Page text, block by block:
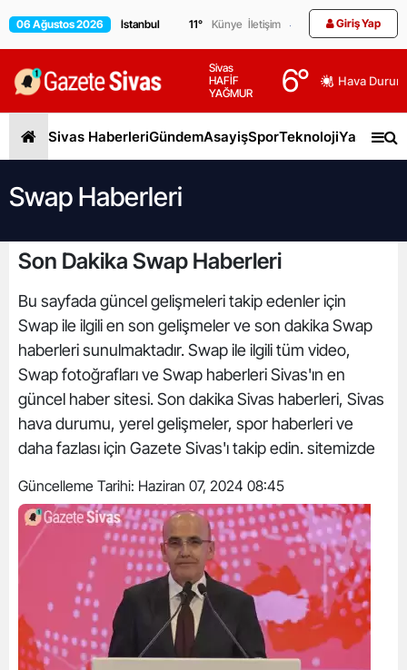
06 Ağustos 2026 11° Künye İletişim Giriş Yap
Sivas
HAFİF
YAĞMUR
6° Hava
Sivas HaberleriGündemAsayişSporTeknolojiYaşam
Swap Haberleri
Son Dakika Swap Haberleri
Bu sayfada güncel gelişmeleri takip edenler için
Swap ile ilgili en son gelişmeler ve son dakika Swap
haberleri sunulmaktadır. Swap ile ilgili tüm video,
Swap fotoğrafları ve Swap haberleri Sivas'ın en
güncel haber sitesi. Son dakika Sivas haberleri, Sivas
hava durumu, yerel gelişmeler, spor haberleri ve
daha fazlası için Gazete Sivas'ı takip edin. sitemizde
Güncelleme Tarihi: Haziran 07, 2024 08:45